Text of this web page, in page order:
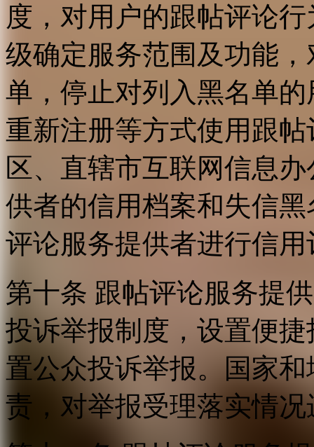
度，对用户的跟帖评论
级确定服务范围及功能
单，停止对列入黑名单
重新注册等方式使用跟
区、直辖市互联网信息
供者的信用档案和失信
评论服务提供者进行信用
第十条 跟帖评论服务提
投诉举报制度，设置便
置公众投诉举报。国家
责，对举报受理落实情